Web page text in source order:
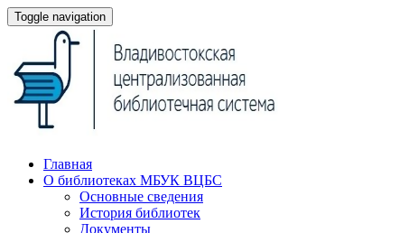
Toggle navigation
Главная
О библиотеках МБУК ВЦБС
Основные сведения
История библиотек
Документы